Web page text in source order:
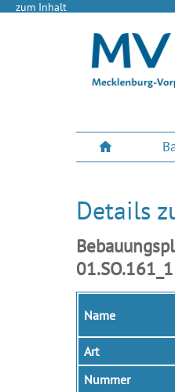
zum Inhalt
Details
01.SO.161_1
Name
Art
Nummer